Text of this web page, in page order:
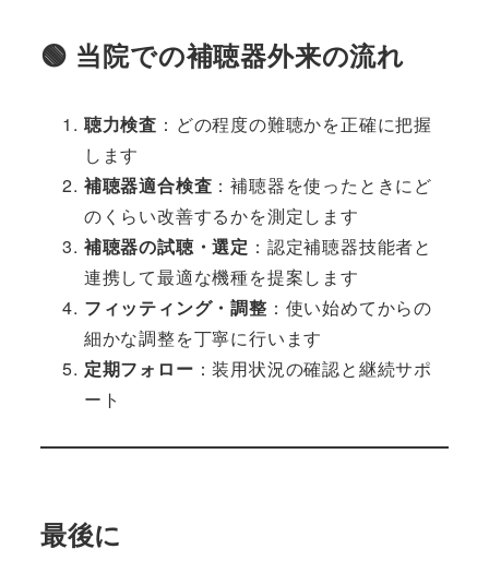
🟢 当院での補聴器外来の流れ
聴力検査 ：どの程度の難聴かを正確に把握
します
補聴器適合検査 ：補聴器を使ったときにど
のくらい改善するかを測定します
補聴器の試聴・選定 ：認定補聴器技能者と
連携して最適な機種を提案します
フィッティング・調整 ：使い始めてからの
細かな調整を丁寧に行います
定期フォロー ：装用状況の確認と継続サポ
ート
最後に